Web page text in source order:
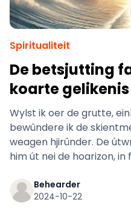
Spiritualiteit
De betsjutting
koarte gelikenis
Wylst ik oer de grutte,
bewûndere ik de
weagen hjirûnder. De
him út nei de hoarizon,
luts, wie de mannichte
yn swommen.
Behearder
2024-10-22